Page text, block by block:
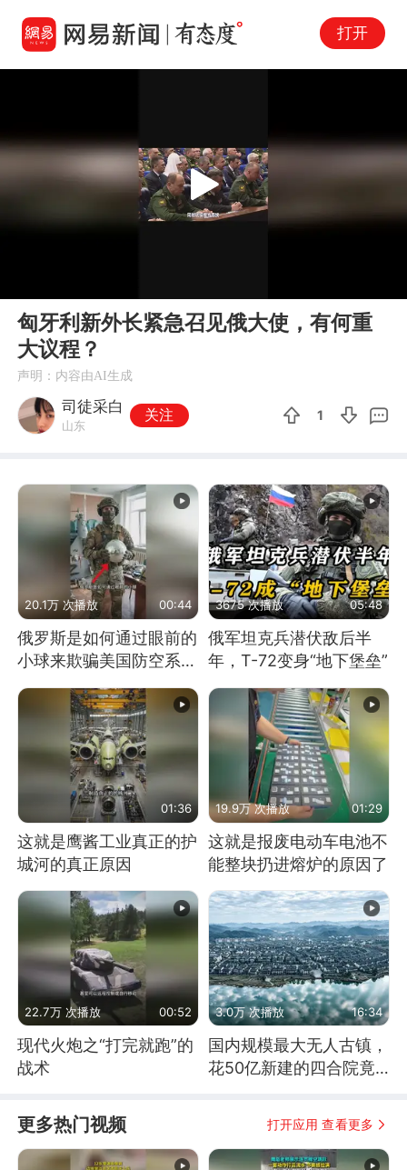
打开
Play
匈牙利新外长紧急召见俄大使，有何重
大议程？
声明：内容由AI生成
司徒采白
山东
关注 1
20.1万 次播放 00:44
俄罗斯是如何通过眼前的
小球来欺骗美国防空系统
3675 次播放 05:48
俄军坦克兵潜伏敌后半
年，T-72变身“地下堡垒”
01:36
这就是鹰酱工业真正的护
城河的真正原因
19.9万 次播放 01:29
这就是报废电动车电池不
能整块扔进熔炉的原因了
22.7万 次播放 00:52
现代火炮之“打完就跑”的
战术
3.0万 次播放 16:34
国内规模最大无人古镇，
花50亿新建的四合院竟
更多热门视频 打开应用 查看更多